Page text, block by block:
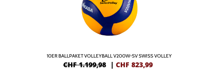
10ER BALLPAKET VOLLEYBALL V200W-SV SWISS VOLLEY
CHF 1.199,98 | CHF 823,99